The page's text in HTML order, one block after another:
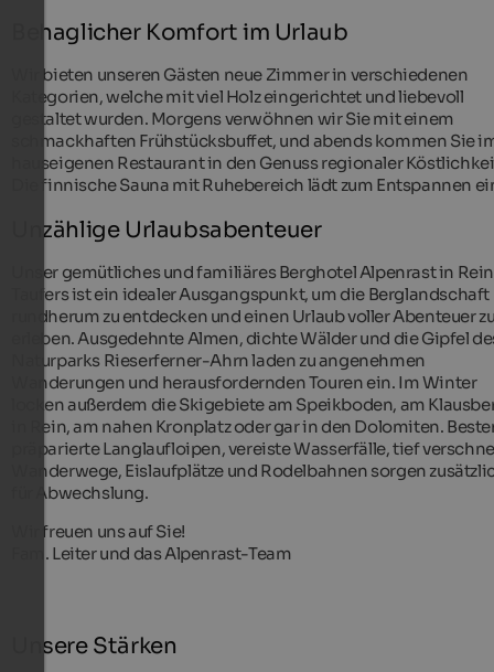
Behaglicher Komfort im Urlaub
Wir bieten unseren Gästen neue Zimmer in verschiedenen
Kategorien, welche mit viel Holz eingerichtet und liebevoll
gestaltet wurden. Morgens verwöhnen wir Sie mit einem
schmackhaften Frühstücksbuffet, und abends kommen Sie
hauseigenen Restaurant in den Genuss regionaler
Die finnische Sauna mit Ruhebereich lädt zum Entspannen
Unzählige Urlaubsabenteuer
Unser gemütliches und familiäres Berghotel Alpenrast in
Taufers ist ein idealer Ausgangspunkt, um die Berglandschaft
rundherum zu entdecken und einen Urlaub voller Abenteuer
erleben. Ausgedehnte Almen, dichte Wälder und die Gipfel
Naturparks Rieserferner-Ahrn laden zu angenehmen
Wanderungen und herausfordernden Touren ein. Im Winter
locken außerdem die Skigebiete am Speikboden, am
in Rein, am nahen Kronplatz oder gar in den Dolomiten.
präparierte Langlaufloipen, vereiste Wasserfälle, tief
Wanderwege, Eislaufplätze und Rodelbahnen sorgen
für Abwechslung.
Wir freuen uns auf Sie!
Fam. Leiter und das Alpenrast-Team
Unsere Stärken